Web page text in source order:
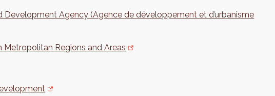
Development Agency (Agence de développement et d’urbanisme
Regions and Areas